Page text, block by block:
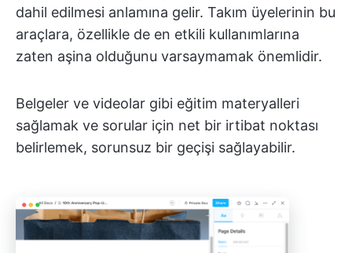
dahil edilmesi anlamına gelir. Takım üyelerinin bu
araçlara, özellikle de en etkili kullanımlarına
zaten aşina olduğunu varsaymamak önemlidir.
Belgeler ve videolar gibi eğitim materyalleri
sağlamak ve sorular için net bir irtibat noktası
belirlemek, sorunsuz bir geçişi sağlayabilir.